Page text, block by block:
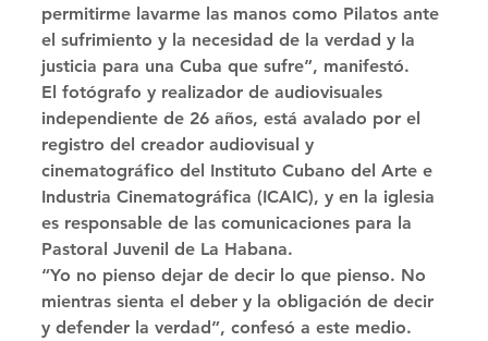
permitirme lavarme las manos como Pilatos ante
el sufrimiento y la necesidad de la verdad y la
justicia para una Cuba que sufre”, manifestó.
El fotógrafo y realizador de audiovisuales
independiente de 26 años, está avalado por el
registro del creador audiovisual y
cinematográfico del Instituto Cubano del Arte e
Industria Cinematográfica (ICAIC), y en la iglesia
es responsable de las comunicaciones para la
Pastoral Juvenil de La Habana.
“Yo no pienso dejar de decir lo que pienso. No
mientras sienta el deber y la obligación de decir
y defender la verdad”, confesó a este medio.